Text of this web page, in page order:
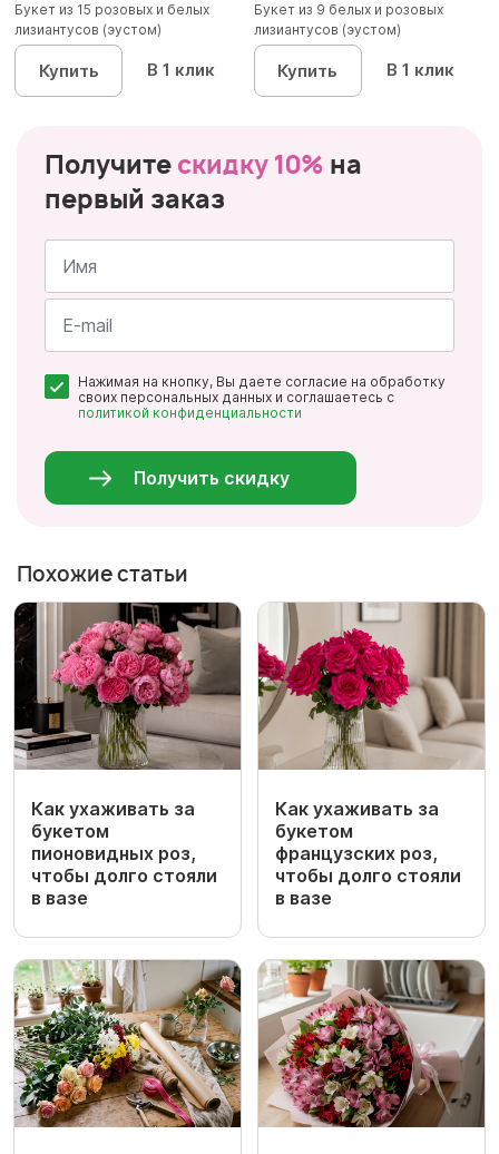
Букет из 15 розовых и белых
лизиантусов (эустом)
Купить В 1 клик
Букет из 9 белых и розовых
лизиантусов (эустом)
Купить В 1 клик
Получите скидку 10% на
первый заказ
Имя
*
Нажимая на кнопку, Вы даете согласие на обработку
своих персональных данных и соглашаетесь с
политикой конфиденциальности
Получить скидку
Похожие статьи
Как ухаживать за
букетом
пионовидных роз,
чтобы долго стояли
в вазе
Как ухаживать за
букетом
французских роз,
чтобы долго стояли
в вазе